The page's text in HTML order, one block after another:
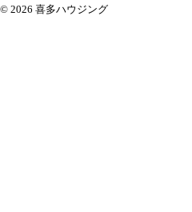
© 2026 喜多ハウジング